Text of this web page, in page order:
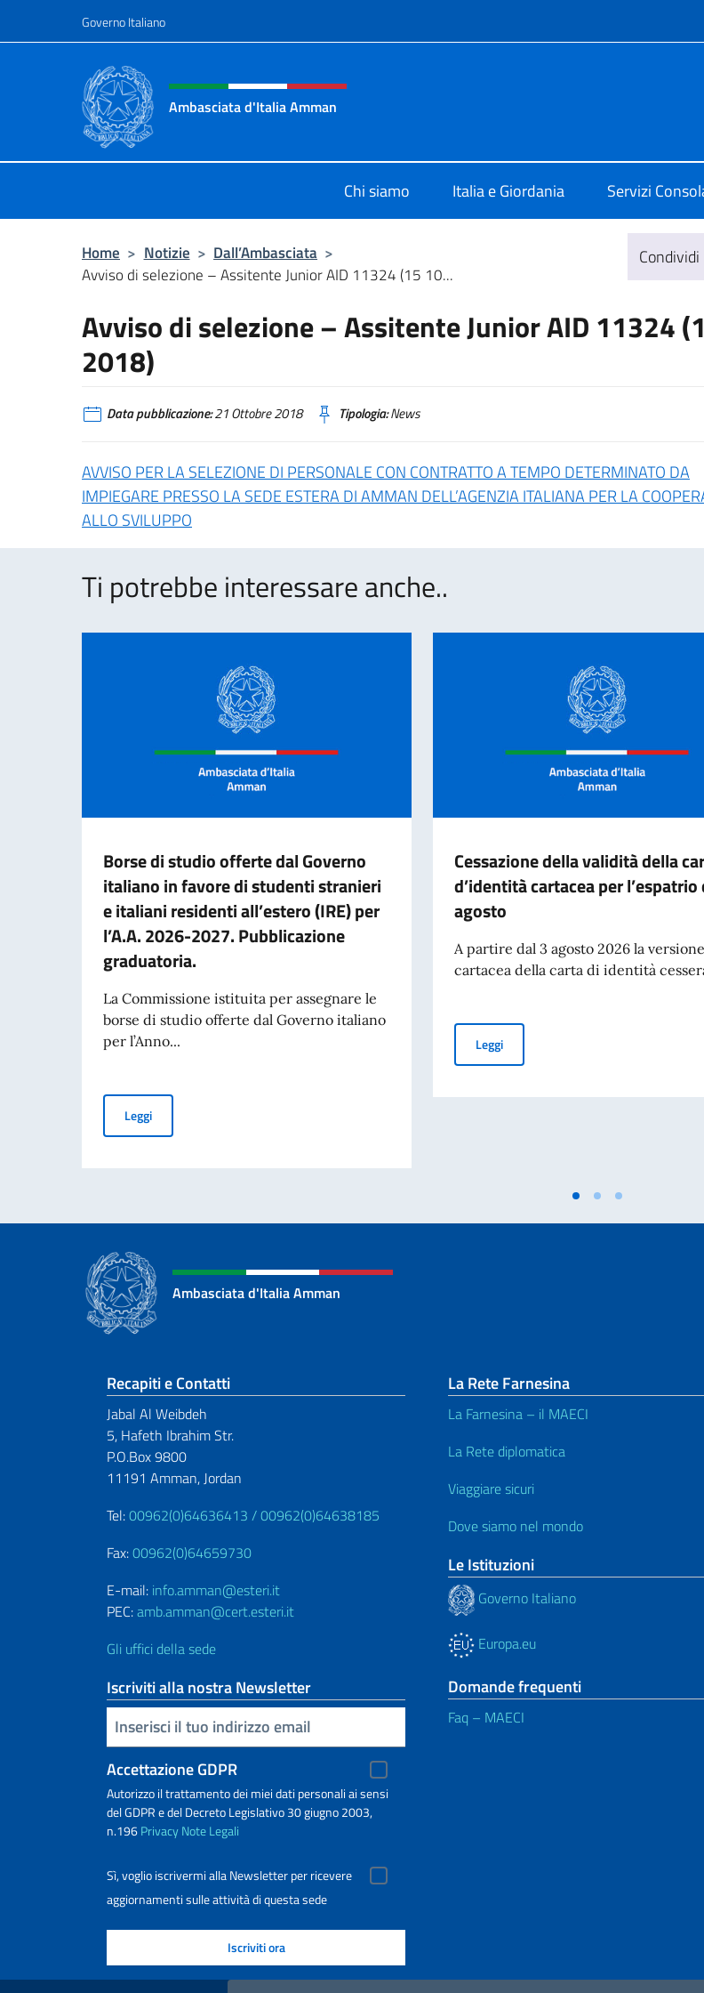
Governo Italiano
Intestazione sito, social e menù
Ambasciata d'Italia Amman
Chi siamo Italia e Giordania Servizi
Home > Notizie > Dall’Ambasciata >
Avviso di selezione – Assitente Junior AID 11324 (15 10...
Condividi
Avviso di selezione – Assitente Junior AID 11324
2018)
Data pubblicazione:21 Ottobre 2018 Tipologia:News
AVVISO PER LA SELEZIONE DI PERSONALE CON CONTRATTO A TEMPO DETERMINATO DA
IMPIEGARE PRESSO LA SEDE ESTERA DI AMMAN DELL’AGENZIA ITALIANA PER LA
ALLO SVILUPPO
Ti potrebbe interessare anche..
Borse di studio offerte dal Governo
italiano in favore di studenti stranieri
e italiani residenti all’estero (IRE) per
l’A.A. 2026-2027. Pubblicazione
graduatoria.
La Commissione istituita per assegnare le
borse di studio offerte dal Governo italiano
per l’Anno...
LeggiBorse di studio offerte dal Governo italiano in favore di studenti stranieri e italiani residenti all’estero
Cessazione della validità della
d’identità cartacea per l’espatrio
agosto
A partire dal 3 agosto 2026 la versione
cartacea della carta di identità
LeggiCessazione della validità della carta
Ambasciata d'Italia Amman
Sezione footer
Recapiti e Contatti
Jabal Al Weibdeh
5, Hafeth Ibrahim Str.
P.O.Box 9800
11191 Amman, Jordan
Tel:00962(0)64636413 /00962(0)64638185
Fax:00962(0)64659730
E-mail: info.amman@esteri.it
PEC:amb.amman@cert.esteri.it
Gli uffici della sede
Iscriviti alla nostra Newsletter
Inserisci la tua email
Accettazione GDPR
Autorizzo il trattamento dei miei dati personali ai sensi
del GDPR e del Decreto Legislativo 30 giugno 2003,
n.196PrivacyNote Legali
Sì, voglio iscrivermi alla Newsletter per ricevere
aggiornamenti sulle attività di questa sede
La Rete Farnesina
La Farnesina – il MAECI
La Rete diplomatica
Viaggiare sicuri
Dove siamo nel mondo
Le Istituzioni
Governo Italiano
Europa.eu
Domande frequenti
Faq – MAECI